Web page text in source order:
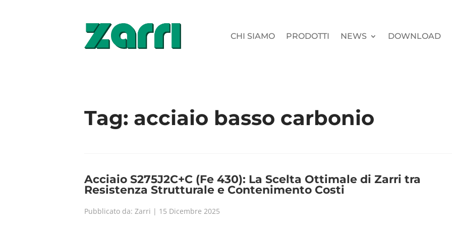
CHI SIAMO PRODOTTI NEWS DOWNLOAD
Tag: acciaio basso carbonio
Acciaio S275J2C+C (Fe 430): La Scelta Ottimale di Zarri tra
Resistenza Strutturale e Contenimento Costi
Pubblicato da: Zarri | 15 Dicembre 2025